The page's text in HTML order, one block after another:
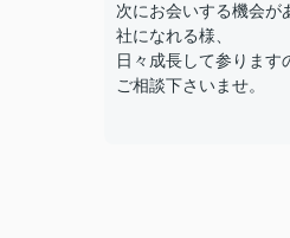
次にお会いする機会が
社になれる様、
日々成長して参ります
ご相談下さいませ。